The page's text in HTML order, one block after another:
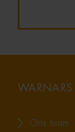
WARNARS
Ons team